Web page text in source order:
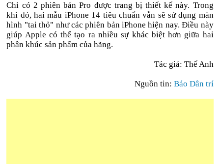
Chỉ có 2 phiên bản Pro được trang bị thiết kế này. Trong
khi đó, hai mẫu iPhone 14 tiêu chuẩn vẫn sẽ sử dụng màn
hình "tai thỏ" như các phiên bản iPhone hiện nay. Điều này
giúp Apple có thể tạo ra nhiều sự khác biệt hơn giữa hai
phân khúc sản phẩm của hãng.
Tác giả: Thế Anh
Nguồn tin: Báo Dân trí